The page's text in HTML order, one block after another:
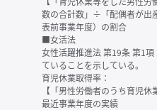
数の合計数」÷「配偶者が出
表前事業年度）の割合
■女活法
女性活躍推進法 第19条 第1
ていることを示している。
育児休業取得率：
【「男性労働者のうち育児
最近事業年度の実績